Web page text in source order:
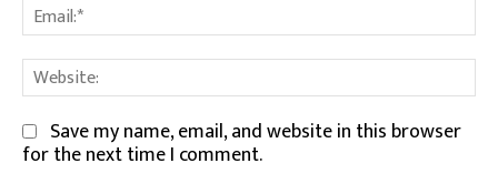
Save my name, email, and website in this browser
for the next time I comment.